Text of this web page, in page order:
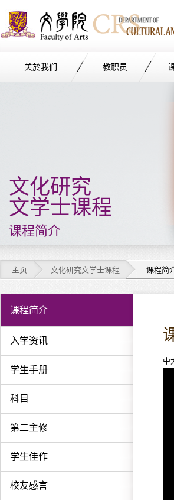
关於我们 教职员
文化研究
文学士课程
课程简介
主页 文化研究文学士课程 课程简
文
化
研
究
文
学
士
课
程
课程简介
入学资讯
学生手册
科目
第二主修
学生佳作
校友感言
中